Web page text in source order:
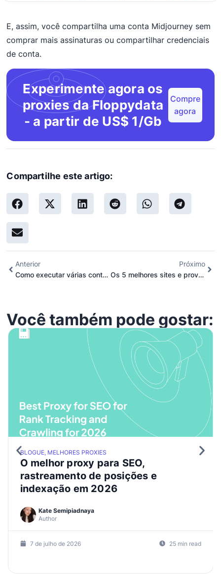
E, assim, você compartilha uma conta Midjourney sem
comprar mais assinaturas ou compartilhar credenciais
de conta.
Experimente agora os
proxies da Floppydata
- a partir de US$ 1/Gb
Compre
agora
Compartilhe este artigo:
Anterior
Como executar várias contas da Coinbase: Um guia passo a passo
Próximo
Os 5 melhores sites e provedores de servidores proxy da Argentina
Você também pode gostar:
BLOGUE, MELHORES PROXIES
O melhor proxy para SEO,
rastreamento de posições e
indexação em 2026
Author
Kate Semipiadnaya
7 de julho de 2026 25 min read